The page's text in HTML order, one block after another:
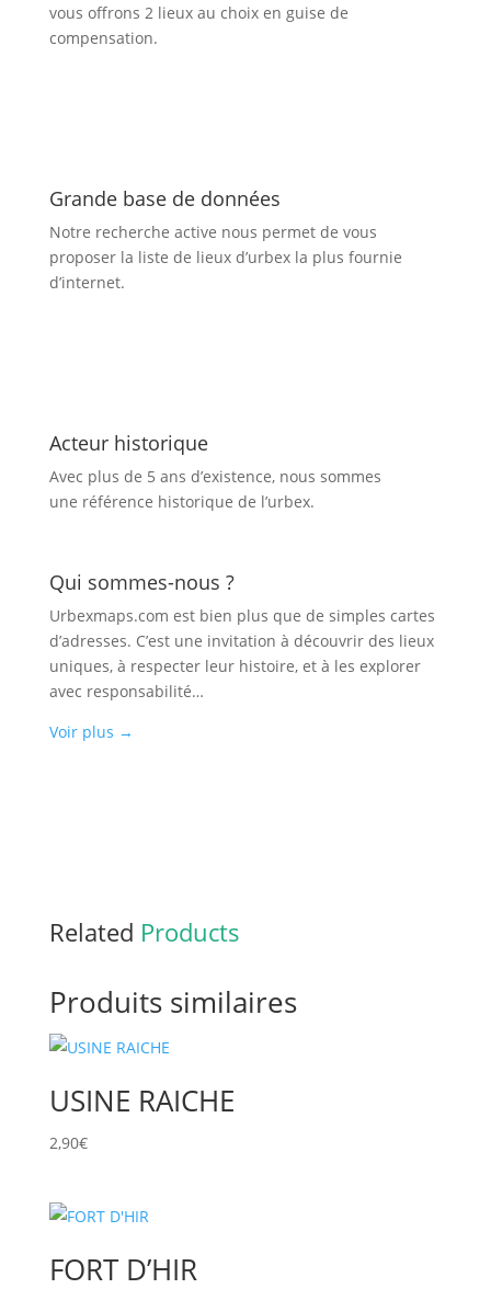
vous offrons 2 lieux au choix en guise de
compensation.
Grande base de données
Notre recherche active nous permet de vous
proposer la liste de lieux d’urbexla plus fournie
d’internet.
Acteur historique
Avec plus de 5 ans d’existence, nous sommes
une référence historique de l’urbex.
Qui sommes-nous ?
Urbexmaps.com est bien plus que de simples cartes
d’adresses. C’est une invitation à découvrir des lieux
uniques, à respecter leur histoire, et à les explorer
avec responsabilité…
Voir plus →
Related Products
Produits similaires
USINE RAICHE
2,90€
FORT D’HIR